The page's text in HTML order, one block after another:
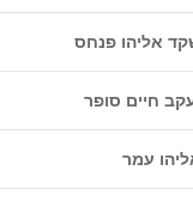
אליהו פנחס
חיים סופר
עמר